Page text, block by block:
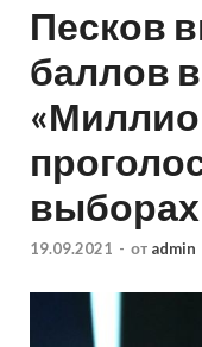
Песков
баллов
19.09.2021 - от admin